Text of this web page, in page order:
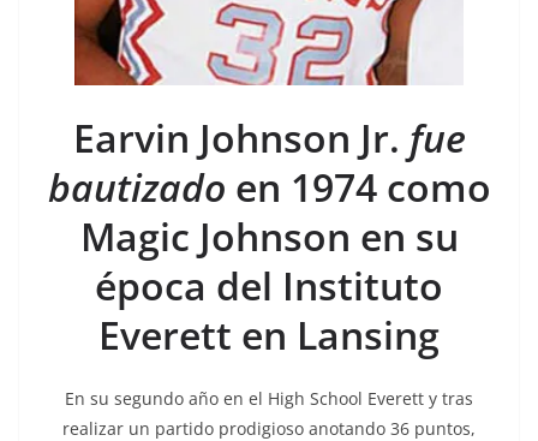
Earvin Johnson Jr. fue
bautizado en 1974 como
Magic Johnson en su
época del Instituto
Everett en Lansing
En su segundo año en el High School Everett y tras
realizar un partido prodigioso anotando 36 puntos,